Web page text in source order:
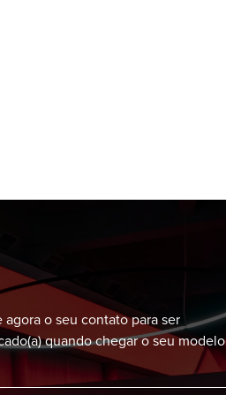
agora o seu contato para ser
quando chegar o seu modelo